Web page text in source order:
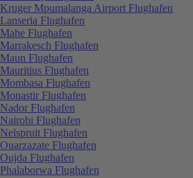
Kruger Mpumalanga Airport Flughafen
Lanseria Flughafen
Mahe Flughafen
Marrakesch Flughafen
Maun Flughafen
Mauritius Flughafen
Mombasa Flughafen
Monastir Flughafen
Nador Flughafen
Nairobi Flughafen
Nelspruit Flughafen
Ouarzazate Flughafen
Oujda Flughafen
Phalaborwa Flughafen